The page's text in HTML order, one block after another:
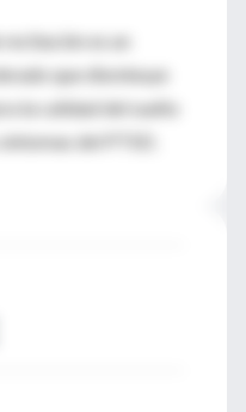
es un
que disminuye
la calidad del sueño
del PTSD.